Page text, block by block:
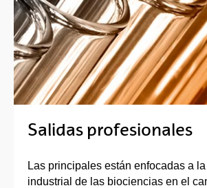
Salidas profesionales
Las principales están enfocadas a
industrial de las biociencias en el